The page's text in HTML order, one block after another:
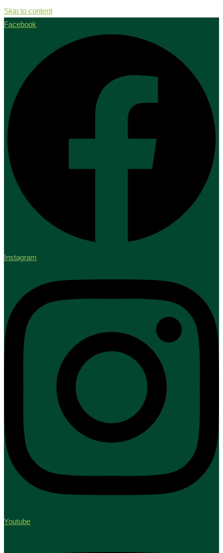
Skip to content
Facebook
Instagram
Youtube